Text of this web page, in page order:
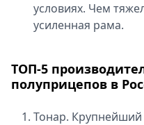
условиях. Чем
усиленная рама.
ТОП-5
полуприцепов в
Тонар. Крупнейший